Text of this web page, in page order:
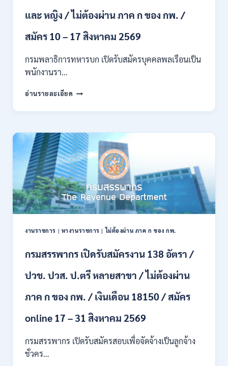
และ หญิง / ไม่ต้องผ่าน ภาค ก ของ กพ. /
สมัคร 10 – 17 สิงหาคม 2569
กรมพลาธิการทหารบก เปิดรับสมัครบุคคลพลเรือนเป็น
พนักงานรา…
อ่านรายละเอียด กรม
ทหาร
เปิด
รับ
สมัคร
บุคคล
พลเรือน
เป็น
พนักงาน
ราชการ
66
/
และ
/
ต้อง
ภาค
ก
กพ.
งานราชการ | หางานราชการ |ไม่ต้องผ่าน ภาค ก ของ กพ.
กรมสรรพากร เปิดรับสมัครงาน 138 อัตรา /
ปวช. ปวส. ป.ตรี หลายสาขา / ไม่ต้องผ่าน
ภาค ก ของ กพ. / เงินเดือน 18150 / สมัคร
online 17 – 31 สิงหาคม 2569
กรมสรรพากร เปิดรับสมัครสอบเพื่อจัดจ้างเป็นลูกจ้าง
ชั่วคร…